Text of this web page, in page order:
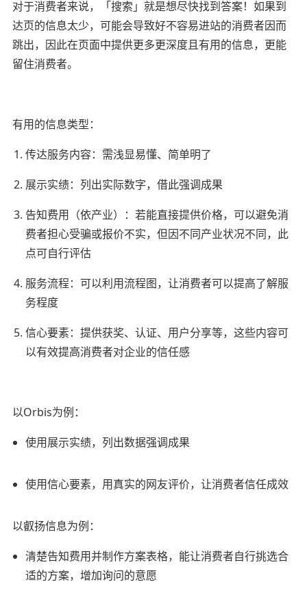
对于消费者来说，「搜索」就是想尽快找到答案！如果到
达页的信息太少，可能会导致好不容易进站的消费者因而
跳出，因此在页面中提供更多更深度且有用的信息，更能
留住消费者。
有用的信息类型：
传达服务内容：需浅显易懂、简单明了
展示实绩：列出实际数字，借此强调成果
告知费用（依产业）：若能直接提供价格，可以避免消
费者担心受骗或报价不实，但因不同产业状况不同，此
点可自行评估
服务流程：可以利用流程图，让消费者可以提高了解服
务程度
信心要素：提供获奖、认证、用户分享等，这些内容可
以有效提高消费者对企业的信任感
以Orbis为例：
使用展示实绩，列出数据强调成果
使用信心要素，用真实的网友评价，让消费者信任成效
以叡扬信息为例：
清楚告知费用并制作方案表格，能让消费者自行挑选合
适的方案，增加询问的意愿